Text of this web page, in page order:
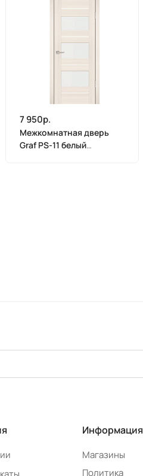
7 950р.
Межкомнатная дверь
Graf PS-11 белый
Информация
Магазины
Политика